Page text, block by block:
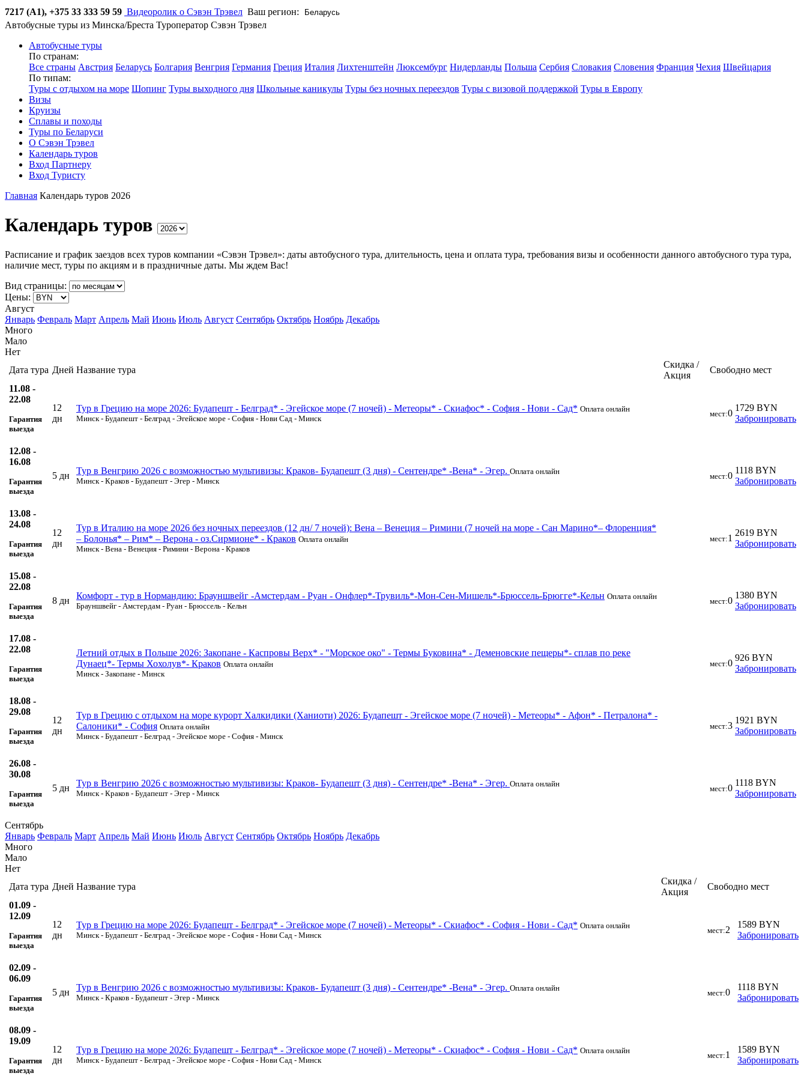
7217 (А1), +375 33 333 59 59 Видеоролик о Сэвэн Трэвел Ваш регион:
Автобусные туры из Минска/Бреста Туроператор Сэвэн Трэвел
Автобусные туры
По странам:
Все страны Австрия Беларусь Болгария Венгрия Германия Греция Италия Лихтенштейн Люксембург Нидерланды Польша Сербия Словакия Словения Франция Чехия Швейцария
По типам:
Туры с отдыхом на море Шопинг Туры выходного дня Школьные каникулы Туры без ночных переездов Туры с визовой поддержкой Туры в Европу
Визы
Круизы
Сплавы и походы
Туры по Беларуси
О Сэвэн Трэвел
Календарь туров
Вход Партнеру
Вход Туристу
Главная Календарь туров 2026
Календарь туров
Расписание и график заездов всех туров компании «Сэвэн Трэвел»: даты автобусного тура, длительность, цена и оплата тура, требования визы и особенности данного автобусного тура тура,
наличие мест, туры по акциям и в праздничные даты. Мы ждем Вас!
Вид страницы:
Цены:
Август
Январь Февраль Март Апрель Май Июнь Июль Август Сентябрь Октябрь Ноябрь Декабрь
Много
Мало
Нет
Дата тура Дней Название тура
Скидка /
Акция
Свободно мест
11.08 -
22.08
Гарантия
выезда
12
дн
Тур в Грецию на море 2026: Будапешт - Белград* - Эгейское море (7 ночей) - Метеоры* - Скиафос* - София - Нови - Сад* Оплата онлайн
Минск - Будапешт - Белград - Эгейское море - София - Нови Сад - Минск
мест:0
1729 BYN
Забронировать
12.08 -
16.08
Гарантия
выезда
5 дн Тур в Венгрию 2026 с возможностью мультивизы: Краков- Будапешт (3 дня) - Сентендре* -Вена* - Эгер. Оплата онлайн
Минск - Краков - Будапешт - Эгер - Минск
мест:0
1118 BYN
Забронировать
13.08 -
24.08
Гарантия
выезда
12
дн
Тур в Италию на море 2026 без ночных переездов (12 дн/ 7 ночей): Вена – Венеция – Римини (7 ночей на море - Сан Марино*– Флоренция*
– Болонья* – Рим* – Верона - оз.Сирмионе* - Краков Оплата онлайн
Минск - Вена - Венеция - Римини - Верона - Краков
мест:1
2619 BYN
Забронировать
15.08 -
22.08
Гарантия
выезда
8 дн Комфорт - тур в Нормандию: Брауншвейг -Амстердам - Руан - Онфлер*-Трувиль*-Мон-Сен-Мишель*-Брюссель-Брюгге*-Кельн Оплата онлайн
Брауншвейг - Амстердам - Руан - Брюссель - Кельн
мест:0
1380 BYN
Забронировать
17.08 -
22.08
Гарантия
выезда
Летний отдых в Польше 2026: Закопане - Каспровы Верх* - "Морское око" - Термы Буковина* - Деменовские пещеры*- сплав по реке
Дунаец*- Термы Хохолув*- Краков Оплата онлайн
Минск - Закопане - Минск
мест:0
926 BYN
Забронировать
18.08 -
29.08
Гарантия
выезда
12
дн
Тур в Грецию с отдыхом на море курорт Халкидики (Ханиоти) 2026: Будапешт - Эгейское море (7 ночей) - Метеоры* - Афон* - Петралона* -
Салоники* - София Оплата онлайн
Минск - Будапешт - Белград - Эгейское море - София - Минск
мест:3
1921 BYN
Забронировать
26.08 -
30.08
Гарантия
выезда
5 дн Тур в Венгрию 2026 с возможностью мультивизы: Краков- Будапешт (3 дня) - Сентендре* -Вена* - Эгер. Оплата онлайн
Минск - Краков - Будапешт - Эгер - Минск
мест:0
1118 BYN
Забронировать
Сентябрь
Январь Февраль Март Апрель Май Июнь Июль Август Сентябрь Октябрь Ноябрь Декабрь
Много
Мало
Нет
Дата тура Дней Название тура
Скидка /
Акция
Свободно мест
01.09 -
12.09
Гарантия
выезда
12
дн
Тур в Грецию на море 2026: Будапешт - Белград* - Эгейское море (7 ночей) - Метеоры* - Скиафос* - София - Нови - Сад* Оплата онлайн
Минск - Будапешт - Белград - Эгейское море - София - Нови Сад - Минск
мест:2
1589 BYN
Забронировать
02.09 -
06.09
Гарантия
выезда
5 дн Тур в Венгрию 2026 с возможностью мультивизы: Краков- Будапешт (3 дня) - Сентендре* -Вена* - Эгер. Оплата онлайн
Минск - Краков - Будапешт - Эгер - Минск
мест:0
1118 BYN
Забронировать
08.09 -
19.09
Гарантия
выезда
12
дн
Тур в Грецию на море 2026: Будапешт - Белград* - Эгейское море (7 ночей) - Метеоры* - Скиафос* - София - Нови - Сад* Оплата онлайн
Минск - Будапешт - Белград - Эгейское море - София - Нови Сад - Минск
мест:1
1589 BYN
Забронировать